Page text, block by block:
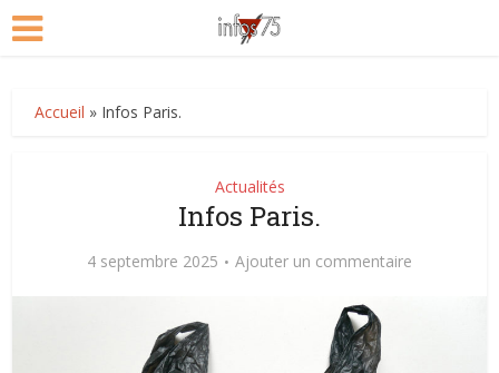
Accueil » Infos Paris.
Actualités
Infos Paris.
4 septembre 2025 Ajouter un commentaire